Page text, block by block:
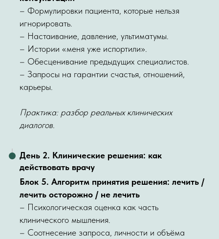
– Формулировки пациента, которые нельзя
игнорировать.
– Настаивание, давление, ультиматумы.
– Истории «меня уже испортили».
– Обесценивание предыдущих специалистов.
– Запросы на гарантии счастья, отношений,
карьеры.
Практика: разбор реальных клинических
диалогов.
День 2. Клинические решения: как
действовать врачу
Блок 5. Алгоритм принятия решения: лечить /
лечить осторожно / не лечить
– Психологическая оценка как часть
клинического мышления.
– Соотнесение запроса, личности и объёма